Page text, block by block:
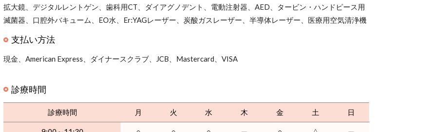
拡大鏡、デジタルレントゲン、歯科用CT、ダイアグノデント、電動注射器、AED、タービン・ハンドピース用
滅菌器、口腔外バキューム、EO水、Er:YAGレーザー、炭酸ガスレーザー、半導体レーザー、医療用空気清浄機
支払い方法
現金、American Express、ダイナースクラブ、JCB、Mastercard、VISA
診療時間
診療時間 月 火 水 木 金 土 日